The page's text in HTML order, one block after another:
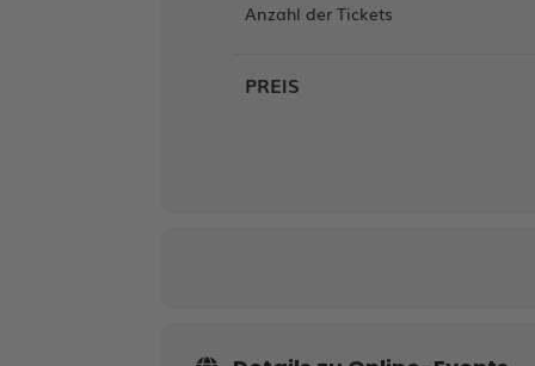
Anzahl der Tickets
PREIS